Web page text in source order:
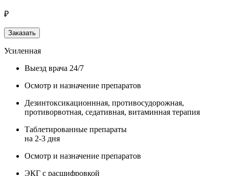
₽
Заказать
Усиленная
Выезд врача 24/7
Осмотр и назначение препаратов
Дезинтоксикационнная, противосудорожная,
противорвотная, седативная, витаминная терапия
Таблетированные препараты
на 2-3 дня
Осмотр и назначение препаратов
ЭКГ с расшифровкой